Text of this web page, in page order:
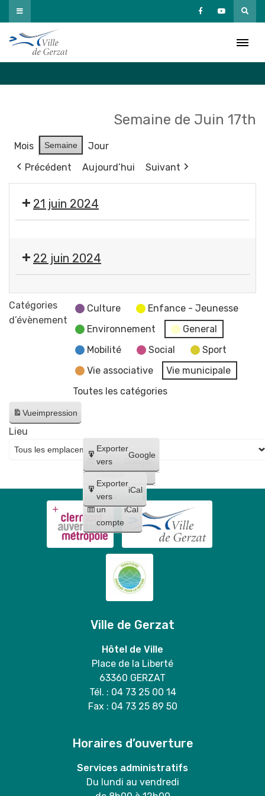
Passer
au
contenu
Semaine de Juin 17th
Mois Semaine
Jour
Précédent
Aujourd’hui Suivant
21 juin 2024
des
80
ans
de
la
et
de
journée
déportation
22 juin 2024
rencontre
"Partir
Catégories
d’évènement
Culture
Enfance - Jeunesse
Environnement
General
Mobilité
Social
Sport
Vie associative
Vie municipale
Toutes les catégories
Vueimpression
Créer
un
compte
Google
Créer
un
compte
iCal
Exporter
vers
Google
Exporter
vers
iCal
Lieu
Ville de Gerzat
Hôtel de Ville
Place de la Liberté
63360 GERZAT
Tél. : 04 73 25 00 14
Fax : 04 73 25 89 50
Horaires d’ouverture
Services administratifs
Du lundi au vendredi